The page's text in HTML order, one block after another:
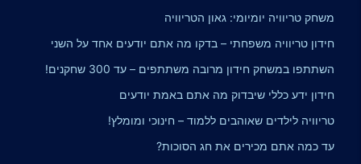
משחק טריוויה יומיומי: גאון הטריוויה
חידון טריוויה משפחתי – בדקו מה אתם יודעים אחד על השני
השתתפו במשחק חידון מרובה משתתפים – עד 300 שחקנים!
חידון ידע כללי שיבדוק מה אתם באמת יודעים
טריוויה לילדים שאוהבים ללמוד – חינוכי ומומלץ!
עד כמה אתם מכירים את חג הסוכות?